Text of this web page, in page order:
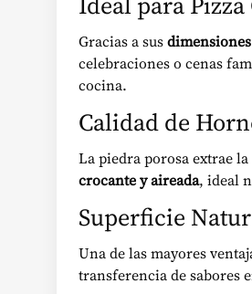
Gracias a sus
celebraciones o cenas
cocina.
Calidad de
La piedra porosa extrae
crocante y aireada, ideal
Superficie
Una de las mayores
transferencia de sabores